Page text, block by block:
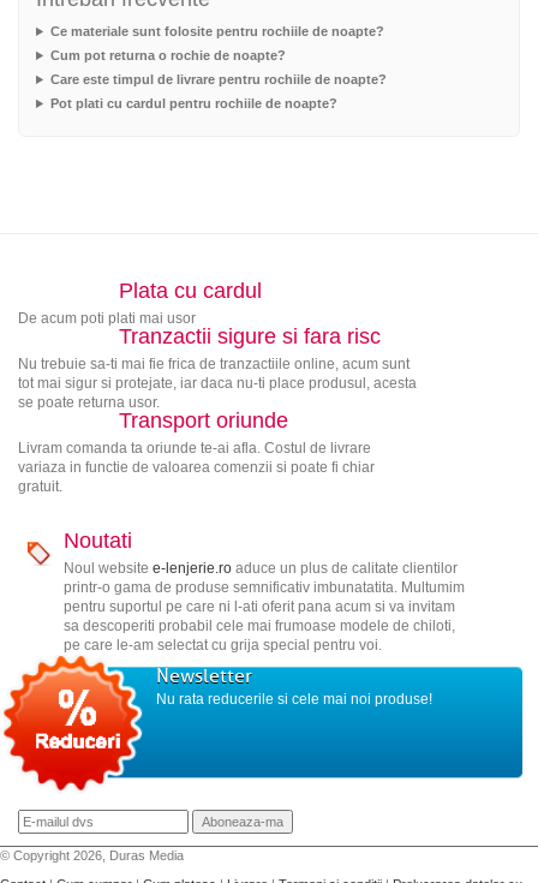
Ce materiale sunt folosite pentru rochiile de noapte?
Cum pot returna o rochie de noapte?
Care este timpul de livrare pentru rochiile de noapte?
Pot plati cu cardul pentru rochiile de noapte?
Plata cu cardul
De acum poti plati mai usor
Tranzactii sigure si fara risc
Nu trebuie sa-ti mai fie frica de tranzactiile online, acum sunt
tot mai sigur si protejate, iar daca nu-ti place produsul, acesta
se poate returna usor.
Transport oriunde
Livram comanda ta oriunde te-ai afla. Costul de livrare
variaza in functie de valoarea comenzii si poate fi chiar
gratuit.
Noutati
Noul website e-lenjerie.roaduce un plus de calitate clientilor
printr-o gama de produse semnificativ imbunatatita. Multumim
pentru suportul pe care ni l-ati oferit pana acum si va invitam
sa descoperiti probabil cele mai frumoase modele de chiloti,
pe care le-am selectat cu grija special pentru voi.
Newsletter
Nu rata reducerile si cele mai noi produse!
© Copyright 2026, Duras Media